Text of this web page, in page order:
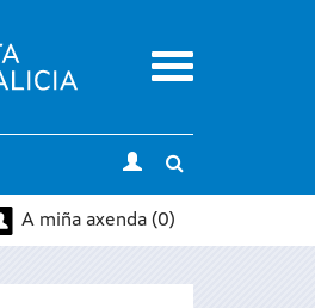
Menu
search
A miña axenda (0)